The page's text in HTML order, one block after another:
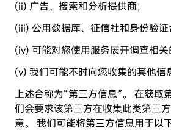
(ii) 广告、搜索和分析提供商；
(iii) 公用数据库、征信社和身份验证
(iv) 可能对您使用服务展开调查相关
(v) 我们可能不时向您收集的其他信
上述合称为“第三方信息”。 在获取
们会要求该第三方在收集此类第三
意。 我们可能将第三方信息用于以